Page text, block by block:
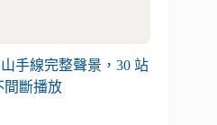
手線完整聲景，30 站
間斷播放